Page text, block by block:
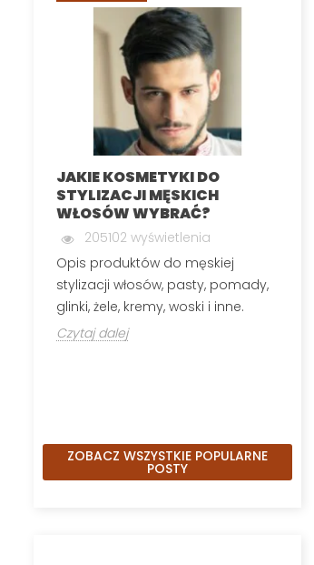
JAKIE KOSMETYKI DO
STYLIZACJI MĘSKICH
WŁOSÓW WYBRAĆ?
205102 wyświetlenia
Opis produktów do męskiej
stylizacji włosów, pasty, pomady,
glinki, żele, kremy, woski i inne.
Czytaj dalej
ZOBACZ WSZYSTKIE POPULARNE
POSTY